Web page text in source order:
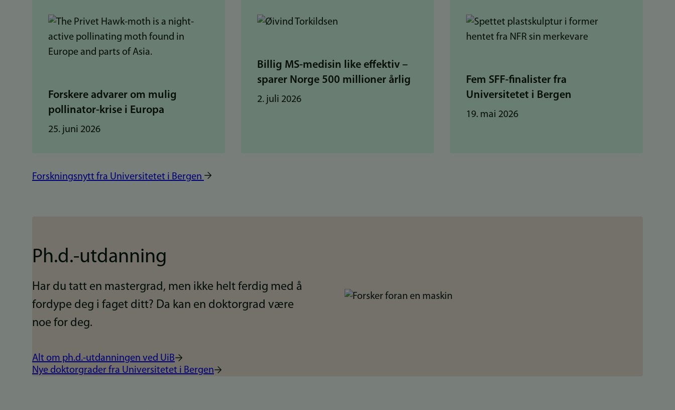
Forskere advarer om mulig
pollinator-krise i Europa
25. juni 2026
Billig MS-medisin like effektiv –
sparer Norge 500 millioner årlig
2. juli 2026
Fem SFF-finalister fra
Universitetet i Bergen
19. mai 2026
Forskningsnytt fra Universitetet i Bergen
Ph.d.-utdanning
Har du tatt en mastergrad, men ikke helt ferdig med å
fordype deg i faget ditt? Da kan en doktorgrad være
noe for deg.
Alt om ph.d.-utdanningen ved UiB
Nye doktorgrader fra Universitetet i Bergen
Bilde